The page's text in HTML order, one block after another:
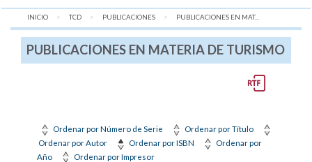
INICIO TCD PUBLICACIONES AQUÍ:
PUBLICACIONES EN MAT...
PUBLICACIONES EN MATERIA DE TURISMO
Ordenar por Número de Serie
Ordenar por Título
Ordenar por Autor
Ordenar por ISBN
Ordenar por
Año
Ordenar por Impresor